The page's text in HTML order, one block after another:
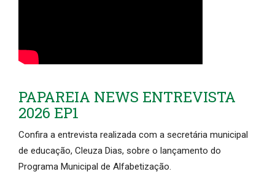
PAPAREIA NEWS ENTREVISTA
2026 EP1
Confira a entrevista realizada com a secretária municipal
de educação, Cleuza Dias, sobre o lançamento do
Programa Municipal de Alfabetização.